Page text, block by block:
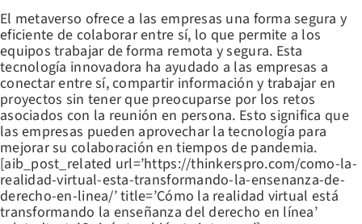
El metaverso ofrece a las empresas una forma segura y
eficiente de colaborar entre sí, lo que permite a los
equipos trabajar de forma remota y segura. Esta
tecnología innovadora ha ayudado a las empresas a
conectar entre sí, compartir información y trabajar en
proyectos sin tener que preocuparse por los retos
asociados con la reunión en persona. Esto significa que
las empresas pueden aprovechar la tecnología para
mejorar su colaboración en tiempos de pandemia.
[aib_post_related url=’https://thinkerspro.com/como-la-
realidad-virtual-esta-transformando-la-ensenanza-de-
derecho-en-linea/’ title=’Cómo la realidad virtual está
transformando la enseñanza del derecho en línea’